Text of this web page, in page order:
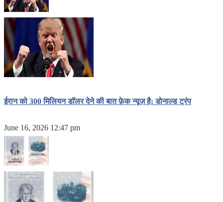
ईरान को 300 मिलियन डॉलर देने की बात फ़ेक न्यूज़ है: डोनाल्ड ट्रंप
June 16, 2026 12:47 pm